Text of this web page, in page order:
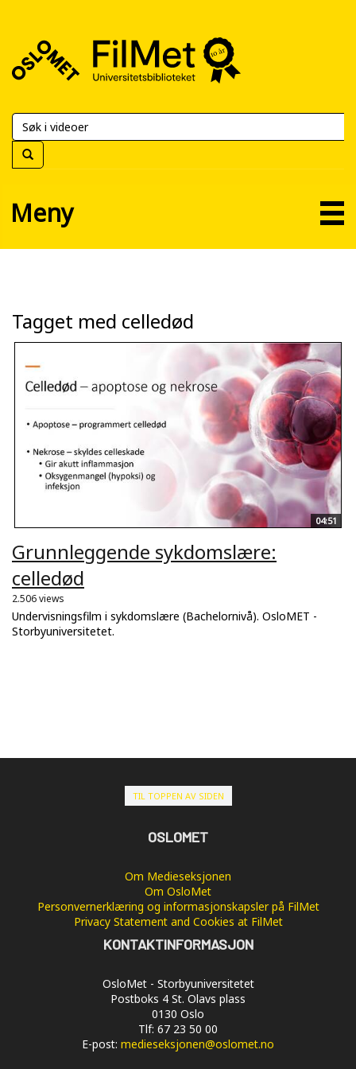
FilMet
Universitetsbiblioteket
Meny
Tagget med celledød
04:51
Grunnleggende sykdomslære:
celledød
2.506 views
Undervisningsfilm i sykdomslære (Bachelornivå). OsloMET -
Storbyuniversitetet.
TIL TOPPEN AV SIDEN
OSLOMET
Om Medieseksjonen
Om OsloMet
Personvernerklæring og informasjonskapsler på FilMet
Privacy Statement and Cookies at FilMet
KONTAKTINFORMASJON
OsloMet - Storbyuniversitetet
Postboks 4 St. Olavs plass
0130 Oslo
Tlf: 67 23 50 00
E-post: medieseksjonen@oslomet.no